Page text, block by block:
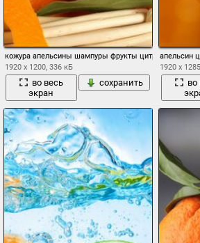
кожура апельсины шампуры фрукты цитрусы
1920 x 1200, 336 кБ
во весь
экран
сохранить
апельсин
1920 x
во